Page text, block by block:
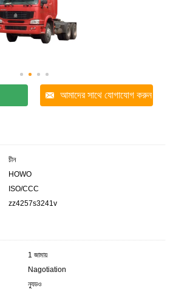
আমাদের সাথে যোগাযোগ করুন
চীন
HOWO
ISO/CCC
zz4257s3241v
1 জামায়
Nagotiation
ন্যুডও